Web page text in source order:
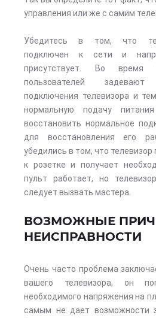
управления или же с самим
Убедитесь в том, что
подключен к сети и
присутствует. Во время
пользователей
подключения телевизора и
нормальную подачу
восстановить нормальное
для восстановления его
убедились в том, что
к розетке и получает
пульт работает, но
следует вызвать мастера.
ВОЗМОЖНЫЕ
НЕИСПРАВНОСТИ
Очень часто проблема
вашего телевизора, он
необходимого напряжения на
самым не дает возможности